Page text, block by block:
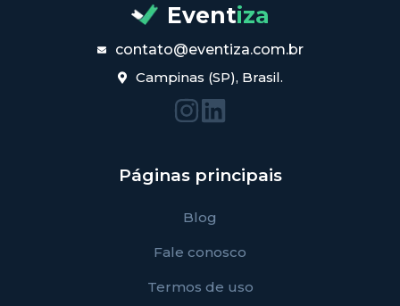
Eventiza
contato@eventiza.com.br
Campinas (SP), Brasil.
Páginas principais
Blog
Fale conosco
Termos de uso